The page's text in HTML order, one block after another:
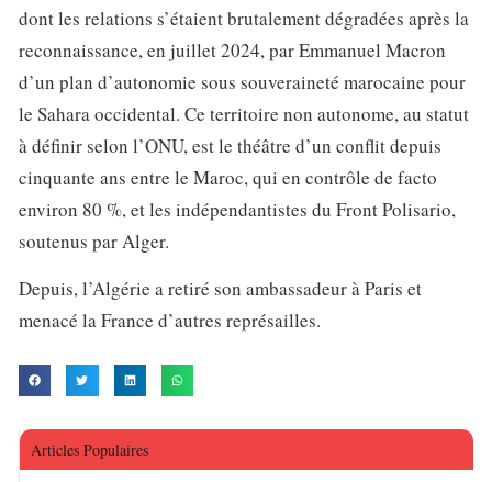
dont les relations s’étaient brutalement dégradées après la
reconnaissance, en juillet 2024, par Emmanuel Macron
d’un plan d’autonomie sous souveraineté marocaine pour
le Sahara occidental. Ce territoire non autonome, au statut
à définir selon l’ONU, est le théâtre d’un conflit depuis
cinquante ans entre le Maroc, qui en contrôle de facto
environ 80 %, et les indépendantistes du Front Polisario,
soutenus par Alger.
Depuis, l’Algérie a retiré son ambassadeur à Paris et
menacé la France d’autres représailles.
Articles Populaires